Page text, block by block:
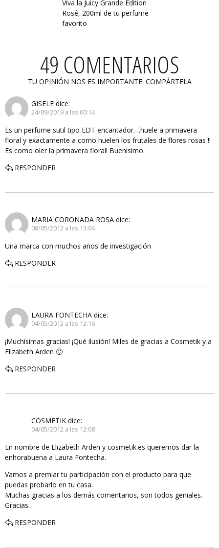
Viva la Juicy Grande Edition
Rosé, 200ml de tu perfume
favorito
49 COMENTARIOS
TU OPINIÓN NOS ES IMPORTANTE: COMPÁRTELA
GISELE dice:
24/09/2019 a las 00:14
Es un perfume sutil tipo EDT encantador….huele a primavera
floral y exactamente a como huelen los frutales de flores rosas !!
Es como oler la primavera floral! Buenísimo.
RESPONDER
MARIA CORONADA ROSA dice:
08/05/2012 a las 13:04
Una marca con muchos años de investigación
RESPONDER
LAURA FONTECHA dice:
04/05/2012 a las 12:16
¡Muchísimas gracias! ¡Qué ilusión! Miles de gracias a Cosmetik y a
Elizabeth Arden 🙂
RESPONDER
COSMETIK dice:
04/05/2012 a las 12:08
En nombre de Elizabeth Arden y cosmetik.es queremos dar la
enhorabuena a Laura Fontecha.
Vamos a premiar tu participación con el producto para que
puedas probarlo en tu casa.
Muchas gracias a los demás comentarios, son todos geniales.
Gracias.
RESPONDER